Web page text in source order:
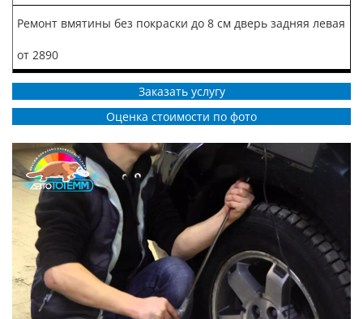
Ремонт вмятины без покраски до 8 см дверь задняя левая
от 2890
Заказать услугу
Оценка стоимости по фото